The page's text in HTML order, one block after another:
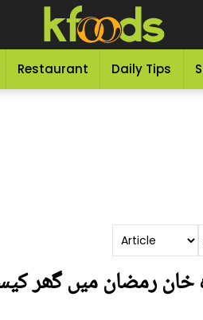
Restaurant Daily Tips
خان رمضان میں گھر